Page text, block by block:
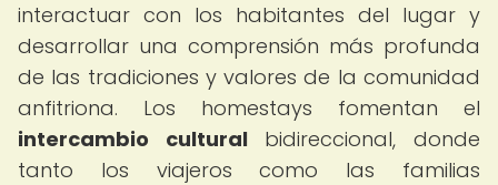
interactuar con los habitantes del lugar y
desarrollar una comprensión más profunda
de las tradiciones y valores de la comunidad
anfitriona. Los homestays fomentan el
intercambio culturalbidireccional, donde
tanto los viajeros como las familias